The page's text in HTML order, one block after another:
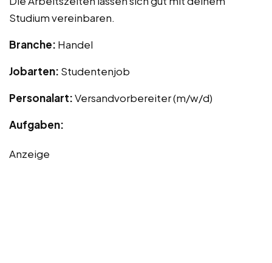
Studium vereinbaren.
Branche: Handel
Jobarten: Studentenjob
Personalart:Versandvorbereiter (m/w/d)
Aufgaben:
Anzeige